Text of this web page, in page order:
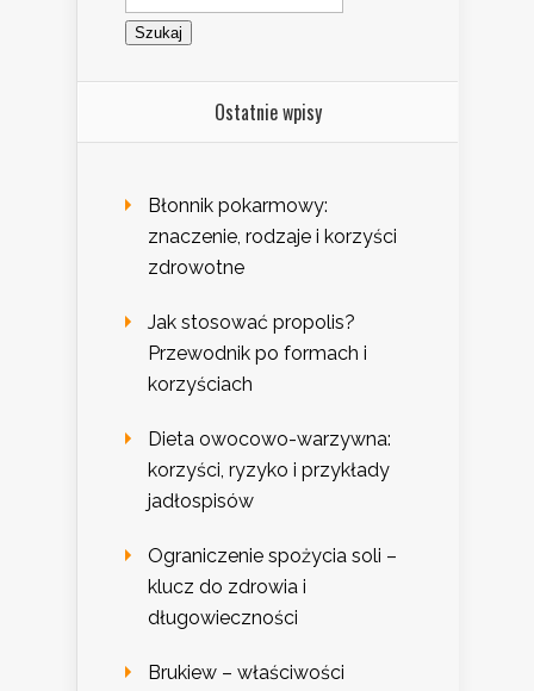
Ostatnie wpisy
Błonnik pokarmowy:
znaczenie, rodzaje i korzyści
zdrowotne
Jak stosować propolis?
Przewodnik po formach i
korzyściach
Dieta owocowo-warzywna:
korzyści, ryzyko i przykłady
jadłospisów
Ograniczenie spożycia soli –
klucz do zdrowia i
długowieczności
Brukiew – właściwości